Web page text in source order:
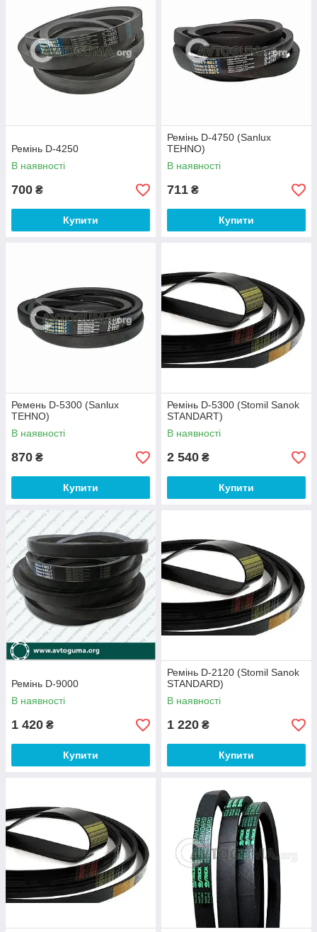
Ремінь D-4250
В наявності
700 ₴
Купити
Ремінь D-4750 (Sanlux
TEHNO)
В наявності
711 ₴
Купити
Ремень D-5300 (Sanlux
TEHNO)
В наявності
870 ₴
Купити
Ремінь D-5300 (Stomil Sanok
STANDART)
В наявності
2 540 ₴
Купити
Ремінь D-9000
В наявності
1 420 ₴
Купити
Ремінь D-2120 (Stomil Sanok
STANDARD)
В наявності
1 220 ₴
Купити